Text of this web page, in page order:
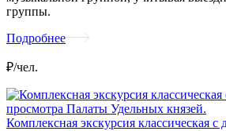
группы.
Подробнее
₽/чел.
Комплексная экскурсия классическая с